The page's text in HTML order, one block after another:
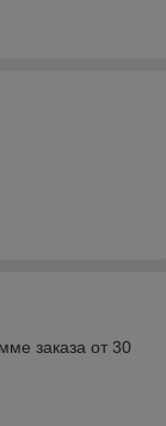
заказа от 30